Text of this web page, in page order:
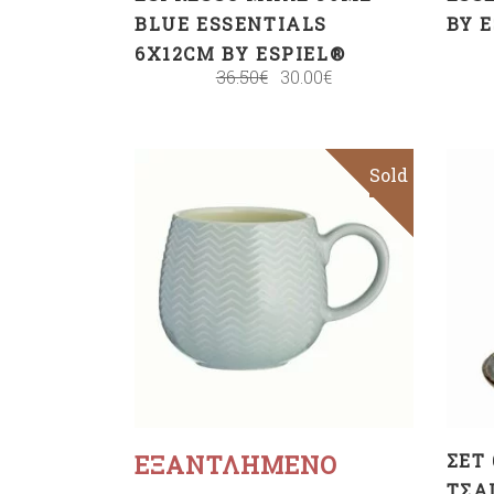
BLUE ESSENTIALS
6X12CM BY ESPIEL®
36.50€ 30.00€
BY
Sale
ΕΞΑΝΤΛΗΜΈΝΟ
Sold
περισσότερα
ΣΕΤ